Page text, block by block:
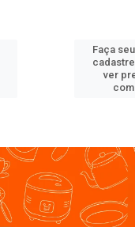
Faça
ver